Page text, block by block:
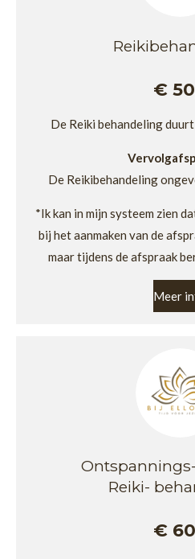
€
De Reiki behandeling
De Reikibehandeling
*Ik kan in mijn systeem zien
bij het aanmaken van de
maar tijdens de afspraak
Meer
Reiki-
€